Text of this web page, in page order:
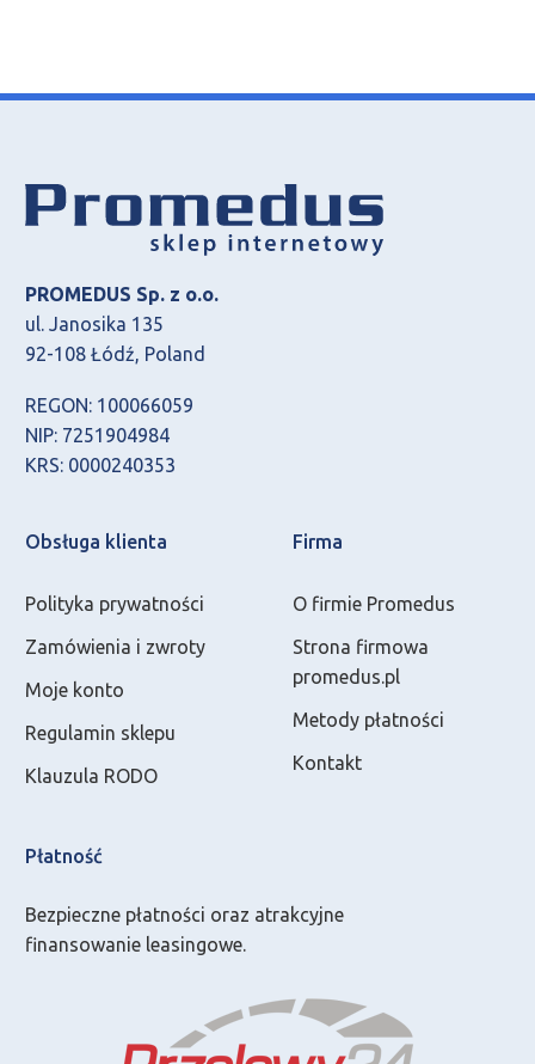
PROMEDUS Sp. z o.o.
ul. Janosika 135
92-108 Łódź, Poland
REGON: 100066059
NIP: 7251904984
KRS: 0000240353
Obsługa klienta
Polityka prywatności
Zamówienia i zwroty
Moje konto
Regulamin sklepu
Klauzula RODO
Firma
O firmie Promedus
Strona firmowa
promedus.pl
Metody płatności
Kontakt
Płatność
Bezpieczne płatności oraz atrakcyjne
finansowanie leasingowe.